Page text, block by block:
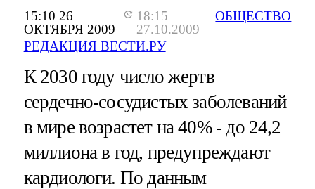
15:10 26
ОКТЯБРЯ 2009
18:15
27.10.2009
РЕДАКЦИЯ ВЕСТИ.РУ
ОБЩЕСТВО
К 2030 году число жертв
сердечно-сосудистых заболеваний
в мире возрастет на 40% - до 24,2
миллиона в год, предупреждают
кардиологи. По данным